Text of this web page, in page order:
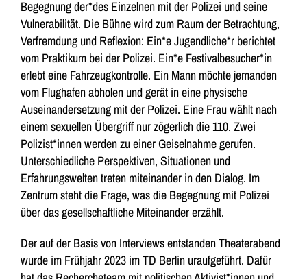
Begegnung der*des Einzelnen mit der Polizei und seine
Vulnerabilität. Die Bühne wird zum Raum der Betrachtung,
Verfremdung und Reflexion: Ein*e Jugendliche*r berichtet
vom Praktikum bei der Polizei. Ein*e Festivalbesucher*in
erlebt eine Fahrzeugkontrolle. Ein Mann möchte jemanden
vom Flughafen abholen und gerät in eine physische
Auseinandersetzung mit der Polizei. Eine Frau wählt nach
einem sexuellen Übergriff nur zögerlich die 110. Zwei
Polizist*innen werden zu einer Geiselnahme gerufen.
Unterschiedliche Perspektiven, Situationen und
Erfahrungswelten treten miteinander in den Dialog. Im
Zentrum steht die Frage, was die Begegnung mit Polizei
über das gesellschaftliche Miteinander erzählt.
Der auf der Basis von Interviews entstanden Theaterabend
wurde im Frühjahr 2023 im TD Berlin uraufgeführt. Dafür